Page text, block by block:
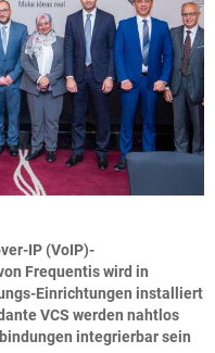
IP (VoIP)-
Frequentis wird in
Einrichtungen installiert
VCS werden nahtlos
integrierbar sein